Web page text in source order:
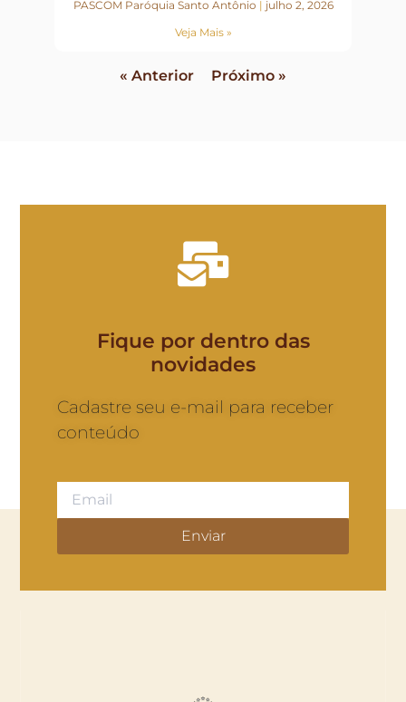
PASCOM Paróquia Santo Antônio
julho 2, 2026
Veja Mais »
« Anterior Próximo »
Fique por dentro das
novidades
Cadastre seu e-mail para receber
conteúdo
Enviar